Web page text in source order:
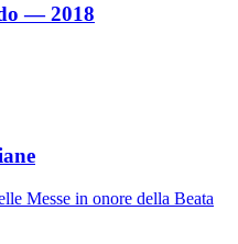
— 2018
Madonna · Maria
Messe in onore della Beata